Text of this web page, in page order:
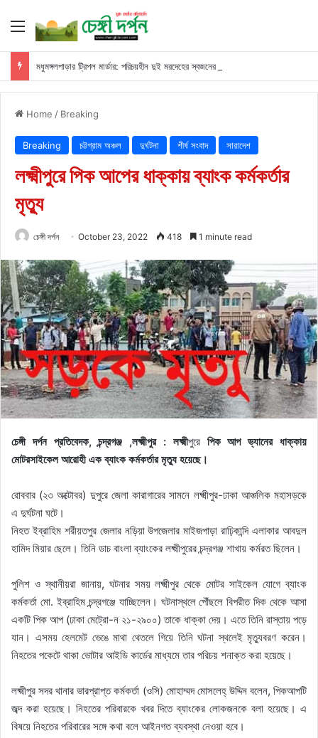
Menu
মধুমঙ্গলপাড়ার ট্রিপল মার্ডার: পরিচয়হীন দুই মরদেহের স্বজনের খোঁজ পুলিশের
Home / Breaking
Breaking চট্টগ্রাম অঞ্চল দুর্ঘটনা শীর্ষ সংবাদ সারাদেশ
লক্ষ্মীপুরে পিক আপের ধাক্কায় ব্যাংক কর্মকর্তার
মৃত্যু
চেঙ্গী দর্পন October 23, 2022 418 1 minute read
চেঙ্গী দর্পন প্রতিবেদক, চন্দ্রগঞ্জ ,লক্ষ্মীপুর : লক্ষ্মীপুরে পিক আপ ভ্যানের ধাক্কায়
মোটরসাইকেল আরোহী এক ব্যাংক কর্মকর্তার মৃত্যু হয়েছে।
রোববার (২৩ অক্টোবর) দুপুরে জেলা কারাগারের সামনে লক্ষ্মীপুর-ঢাকা আঞ্চলিক মহাসড়কে
এ দুর্ঘটনা ঘটে।
নিহত ইব্রাহিম শরীয়তপুর জেলার নড়িয়া উপজেলার মাইজপাড়া রাঢ়িকান্দি এলাকার আবদুল
হামিদ মিয়ার ছেলে। তিনি ডাচ বাংলা ব্যাংকের লক্ষ্মীপুরের চন্দ্রগঞ্জ শাখায় কর্মরত ছিলেন।
পুলিশ ও স্থানীয়রা জানায়, ঘটনার সময় লক্ষ্মীপুর থেকে মোটর সাইকেল যোগে ব্যাংক
কর্মকর্তা মো. ইব্রাহিম চন্দ্রগঞ্জে যাচ্ছিলেন। ঘটনাস্থলে পৌঁছলে বিপরীত দিক থেকে আসা
একটি পিক আপ (ঢাকা মেট্রো-ন ২১-২৯০০) তাকে ধাক্কা দেয়। এতে তিনি রাস্তায় পড়ে
যান। এসময় হেলমেট ভেঙে মাথা থেতলে গিয়ে তিনি ঘটনা স্থলেই মৃত্যুবরণ করেন।
নিহতের পকেটে থাকা ভোটার আইডি কার্ডের মাধ্যমে তার পরিচয় শনাক্ত করা হয়েছে।
লক্ষ্মীপুর সদর থানার ভারপ্রাপ্ত কর্মকর্তা (ওসি) মোহাম্মদ মোসলেহ্ উদ্দিন বলেন, পিকআপটি
জব্দ করা হয়েছে। নিহতের পরিবারকে খবর দিতে ব্যাংকের লোকজনকে বলা হয়েছে। এ
বিষয়ে নিহতের পরিবারের সঙ্গে কথা বলে আইনগত ব্যবস্থা নেওয়া হবে।